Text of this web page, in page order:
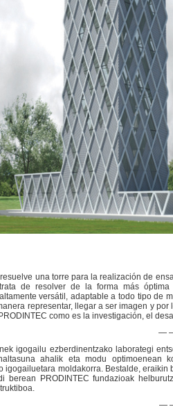
una torre para la realización de
de resolver de la forma más
versátil, adaptable a todo tipo de
representar, llegar a ser imagen y
como es la investigación, el
—
igogailu ezberdinentzako laborategi
ahalik eta modu
igogailuetara moldakorra. Bestalde,
berean PRODINTEC fundazioak
—